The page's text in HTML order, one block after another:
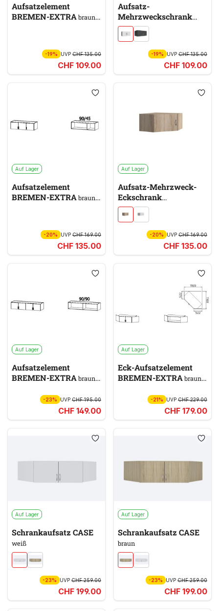
Aufsatzelement
BREMEN-EXTRAbraun,
-19% UVP CHF 135.00
CHF 109.00
Aufsatz-
Mehrzweckschrank
MULTIRAUMKONZEPT
weiß
-19% UVPCHF 135.00
CHF 109.00
Auf Lager
Aufsatzelement
BREMEN-EXTRAbraun,
-20% UVP CHF 169.00
CHF 135.00
Auf Lager
Aufsatz-Mehrzweck-
Eckschrank
MULTIRAUMKONZEPT
braun
-20% UVPCHF 169.00
CHF 135.00
Auf Lager
Aufsatzelement
BREMEN-EXTRAbraun,
-23% UVP CHF 195.00
CHF 149.00
Auf Lager
Eck-Aufsatzelement
BREMEN-EXTRAbraun,
-21% UVPCHF 229.00
CHF 179.00
Auf Lager
Schrankaufsatz CASE
weiß
-23% UVP CHF 259.00
CHF 199.00
Auf Lager
Schrankaufsatz CASE
braun
-23% UVPCHF 259.00
CHF 199.00